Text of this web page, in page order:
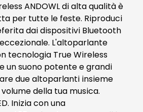
ANDOWL di alta qualità è
per tutte le feste. Riproduci
dai dispositivi Bluetooth
L'altoparlante
tecnologia True Wireless
un suono potente e grandi
due altoparlanti insieme
della tua musica.
Inizia con una